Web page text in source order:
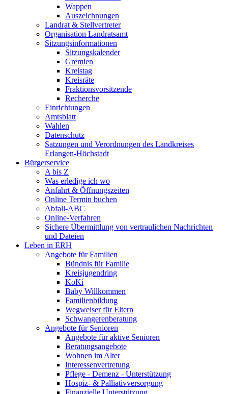
Wappen
Auszeichnungen
Landrat & Stellvertreter
Organisation Landratsamt
Sitzungsinformationen
Sitzungskalender
Gremien
Kreistag
Kreisräte
Fraktionsvorsitzende
Recherche
Einrichtungen
Amtsblatt
Wahlen
Datenschutz
Satzungen und Verordnungen des Landkreises
Erlangen-Höchstadt
Bürgerservice
A bis Z
Was erledige ich wo
Anfahrt & Öffnungszeiten
Online Termin buchen
Abfall-ABC
Online-Verfahren
Sichere Übermittlung von vertraulichen Nachrichten
und Dateien
Leben in ERH
Angebote für Familien
Bündnis für Familie
Kreisjugendring
KoKi
Baby Willkommen
Familienbildung
Wegweiser für Eltern
Schwangerenberatung
Angebote für Senioren
Angebote für aktive Senioren
Beratungsangebote
Wohnen im Alter
Interessenvertretung
Pflege - Demenz - Unterstützung
Hospiz- & Palliativversorgung
Finanzielle Unterstützung